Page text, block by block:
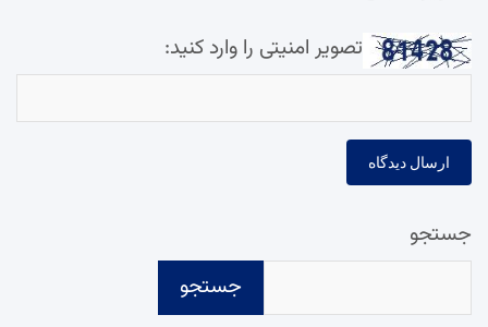
تصویر امنیتی را وارد کنید:
جستجو
جستجو